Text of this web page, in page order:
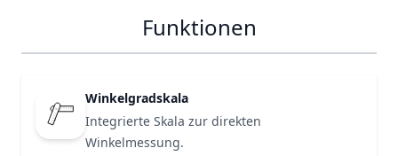
Funktionen
Winkelgradskala
Integrierte Skala zur direkten
Winkelmessung.